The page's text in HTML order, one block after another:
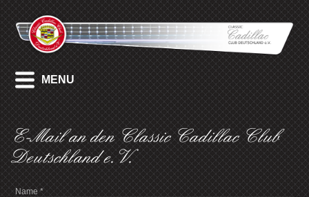
MENU
E-Mail an den Classic Cadillac Club
Deutschland e.V.
Name*